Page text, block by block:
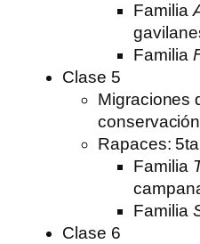
Familia
Familia
Clase 5
Migraciones
Rapaces:
Familia
Familia
Clase 6